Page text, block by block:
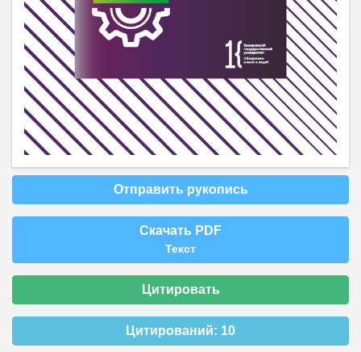
Отправить рукопись
Скачать PDF
Текст
Цитировать
Цитирований: 10